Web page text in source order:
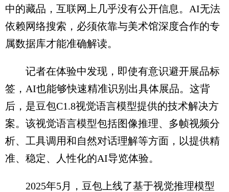
中的藏品，互联网上几乎没有公开信息。AI无法
依赖网络搜索，必须依靠与美术馆深度合作的专
属数据库才能准确解读。
记者在体验中发现，即使有意识避开展品标
签，AI也能够快速精准识别出具体展品。这背
后，是豆包C1.8视觉语言模型提供的技术解决方
案。该视觉语言模型包括图像推理、多帧视频分
析、工具调用和自然对话理解等方面，以提供精
准、稳定、人性化的AI导览体验。
2025年5月，豆包上线了基于视觉推理模型